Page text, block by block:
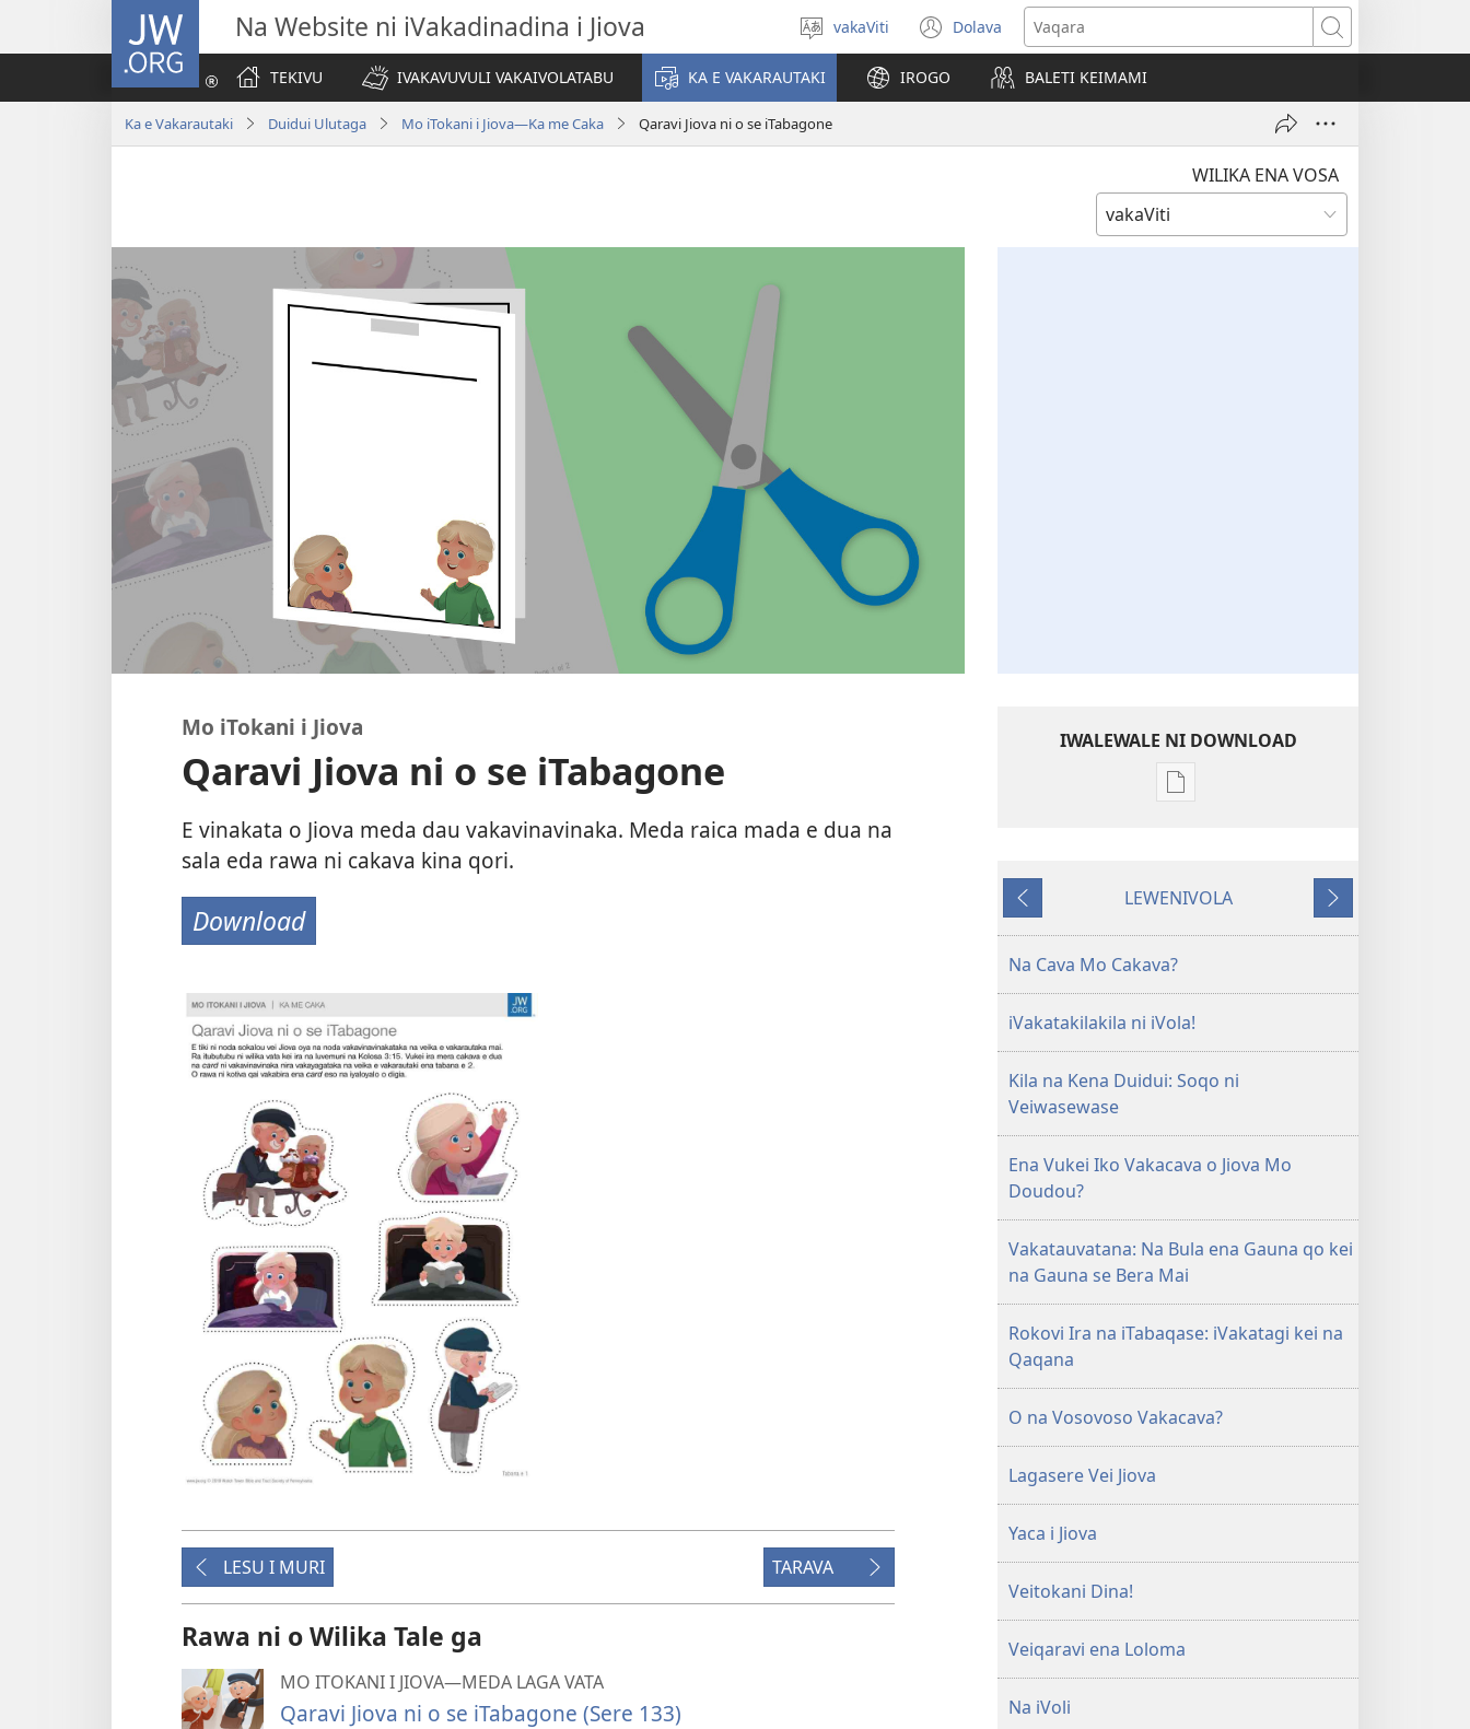
JW.ORG Na Website ni iVakadinadina i Jiova
Digia
na
Vosa
vakaViti Dolava
(opens
new
window)
Vaqara
TEKIVU
IVAKAVUVULI VAKAIVOLATABU KA E VAKARAUTAKI IROGO BALETI KEIMAMI
Ka e Vakarautaki Duidui Ulutaga Mo iTokani i Jiova​—Ka me Caka Qaravi Jiova ni o se iTabagone
WILIKA ENA VOSA
Mo iTokani i Jiova
Qaravi Jiova ni o se iTabagone
E vinakata o Jiova meda dau vakavinavinaka. Meda raica mada e dua na
sala eda rawa ni cakava kina qori.
Download
LESU I MURI TARAVA
Rawa ni o Wilika Tale ga
MO ITOKANI I JIOVA​—MEDA LAGA VATA
Qaravi Jiova ni o se iTabagone (Sere 133)
IWALEWALE NI DOWNLOAD
Sala
na
e
iTokani
i
Jiova​
Ka
me
LESU
I
MURI
LEWENIVOLA
TARAVA
Na Cava Mo Cakava?
iVakatakilakila ni iVola!
Kila na Kena Duidui: Soqo ni
Veiwasewase
Ena Vukei Iko Vakacava o Jiova Mo
Doudou?
Vakatauvatana: Na Bula ena Gauna qo kei
na Gauna se Bera Mai
Rokovi Ira na iTabaqase: iVakatagi kei na
Qaqana
O na Vosovoso Vakacava?
Lagasere Vei Jiova
Yaca i Jiova
Veitokani Dina!
Veiqaravi ena Loloma
Na iVoli